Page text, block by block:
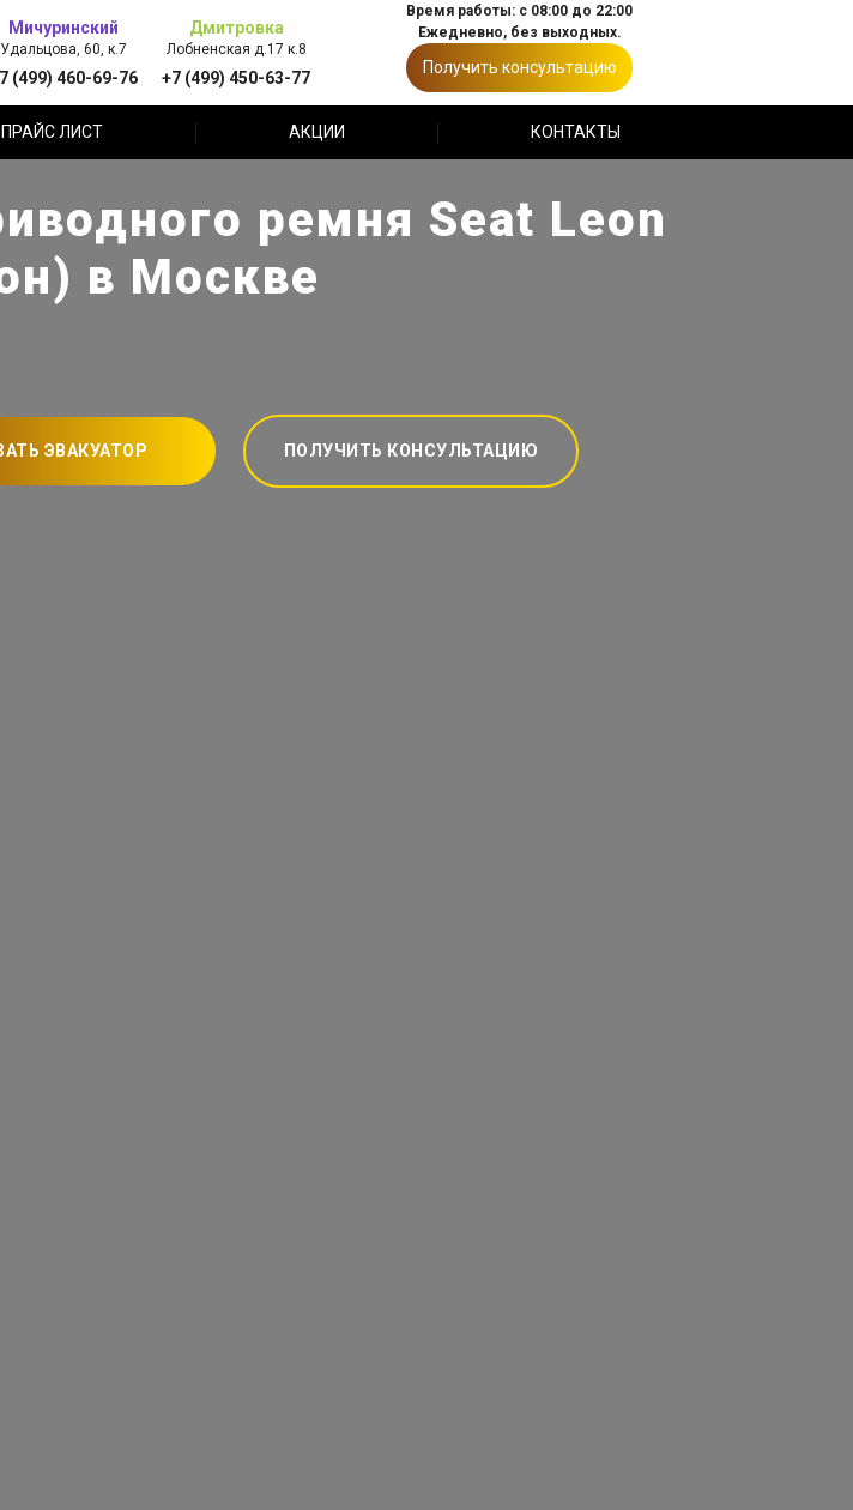
Мичуринский
Удальцова, 60, к.7
(499) 460-69-76
Дмитровка
Лобненская д.17 к.8
+7 (499) 450-63-77
Время работы: с 08:00 до 22:00
Ежедневно, без выходных.
Получить консультацию
ПРАЙС ЛИСТ АКЦИИ КОНТАКТЫ
ремня Seat Leon
в Москве
ЭВАКУАТОР ПОЛУЧИТЬ КОНСУЛЬТАЦИЮ